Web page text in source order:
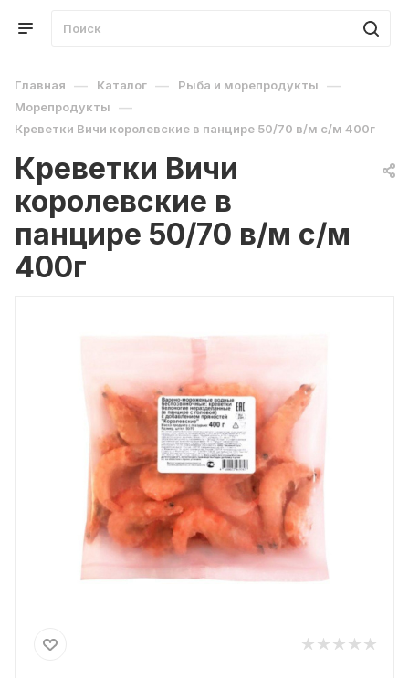
Главная — Каталог — Рыба и морепродукты —
Морепродукты —
Креветки Вичи королевские в панцире 50/70 в/м с/м 400г
Креветки Вичи
королевские в
панцире 50/70 в/м с/м
400г